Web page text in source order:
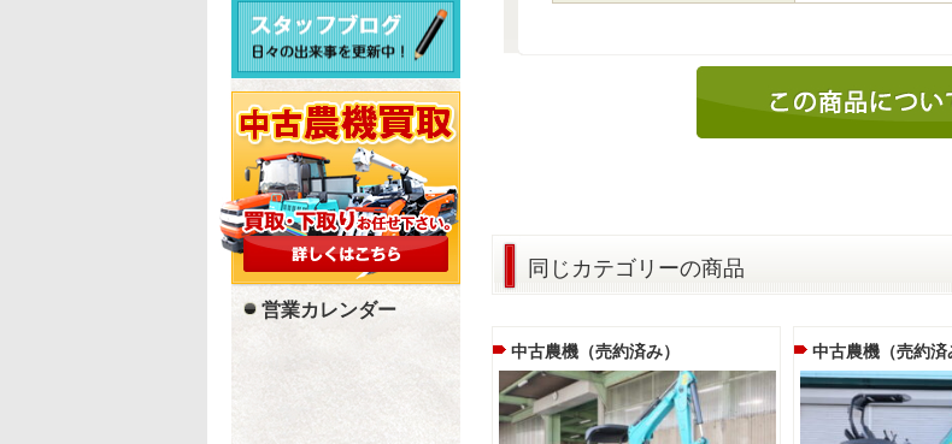
同じカテゴリーの商品
中古農機（売約済み） 中古農機（売約済
営業カレンダー